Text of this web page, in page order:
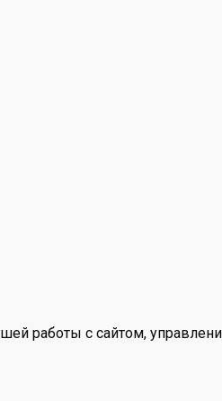
работы с сайтом,